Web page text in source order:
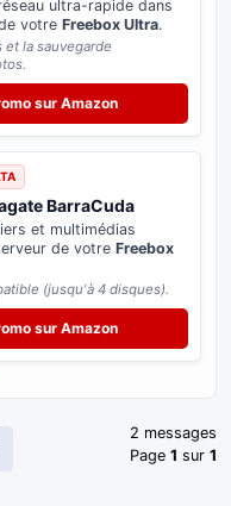
ultra-rapide dans
votre Freebox Ultra.
et la sauvegarde
sur Amazon
BarraCuda
et multimédias
de votre Freebox
(jusqu'à 4 disques).
sur Amazon
2 messages
Page 1 sur 1